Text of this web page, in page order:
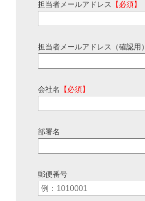
担当者メールアドレス 【必須】
担当者メールアドレス（確認用）
会社名 【必須】
部署名
郵便番号